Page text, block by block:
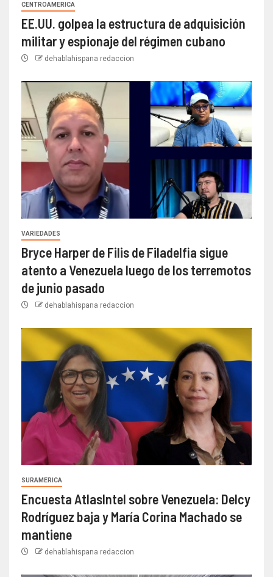
CENTROAMERICA
EE.UU. golpea la estructura de adquisición
militar y espionaje del régimen cubano
dehablahispana redaccion
VARIEDADES
Bryce Harper de Filis de Filadelfia sigue
atento a Venezuela luego de los terremotos
de junio pasado
dehablahispana redaccion
SURAMERICA
Encuesta AtlasIntel sobre Venezuela: Delcy
Rodríguez baja y María Corina Machado se
mantiene
dehablahispana redaccion